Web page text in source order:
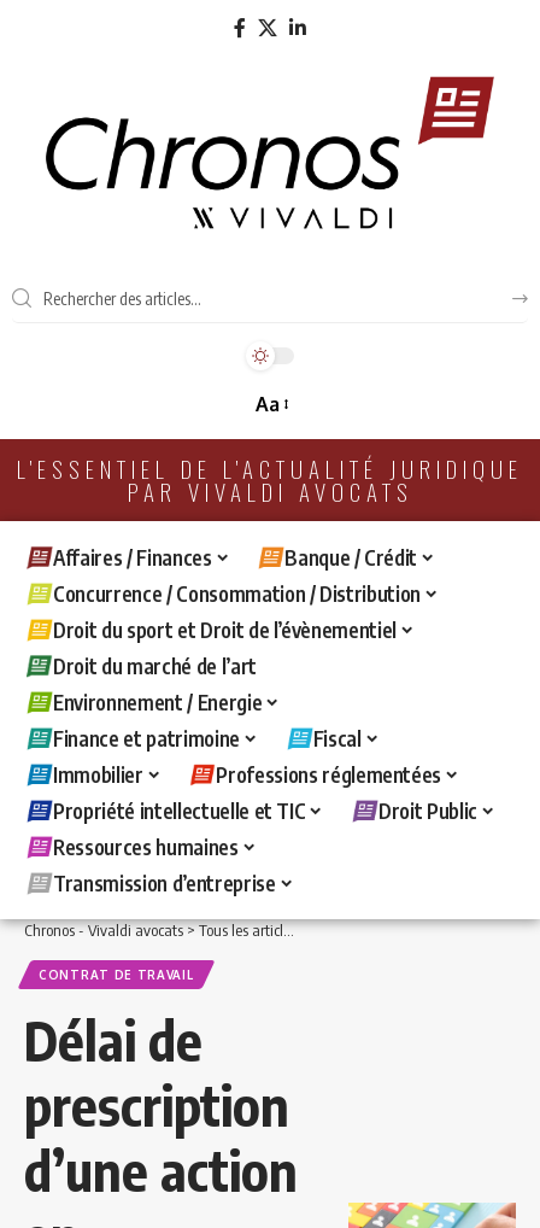
Aa
L'ESSENTIEL DE L'ACTUALITÉ JURIDIQUE
PAR VIVALDI AVOCATS
Affaires / Finances
Banque / Crédit
Concurrence / Consommation / Distribution
Droit du sport et Droit de l’évènementiel
Droit du marché de l’art
Environnement / Energie
Finance et patrimoine
Fiscal
Immobilier
Professions réglementées
Propriété intellectuelle et TIC
Droit Public
Ressources humaines
Transmission d’entreprise
Chronos - Vivaldi avocats>Tous les articles >Ressources humaines>Contrat de
CONTRAT DE TRAVAIL
Délai de
prescription
d’une action